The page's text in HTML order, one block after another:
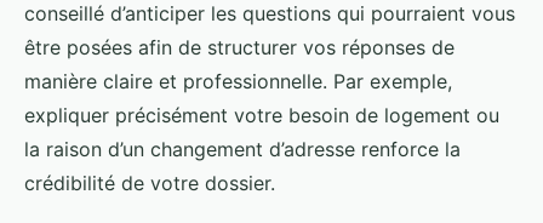
conseillé d’anticiper les questions qui pourraient vous
être posées afin de structurer vos réponses de
manière claire et professionnelle. Par exemple,
expliquer précisément votre besoin de logement ou
la raison d’un changement d’adresse renforce la
crédibilité de votre dossier.